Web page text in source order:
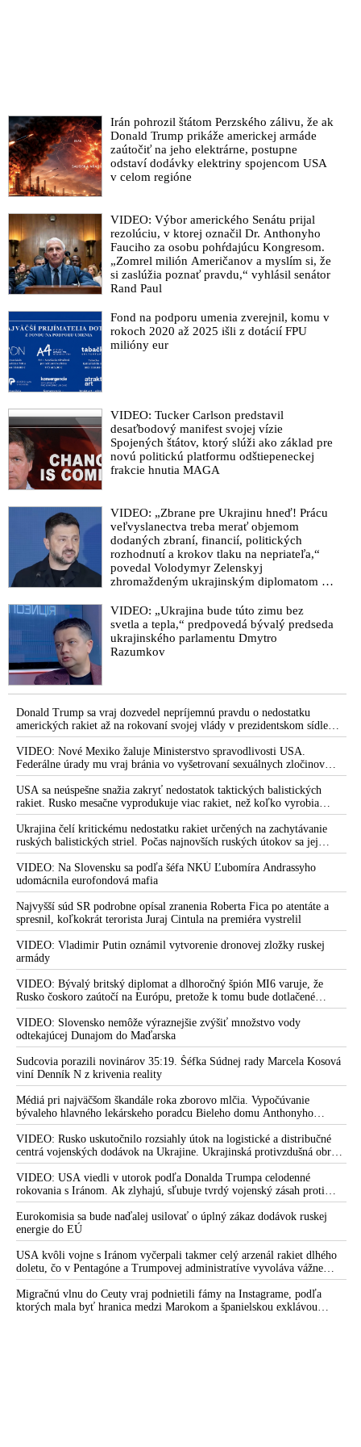
civilizácia sa opäť nachádza v rozhodujúcom bode zlomu!“
Päť arabských štátov a Irán je pripravenými vstúpiť do BRICS.
Celkovo 19 krajín prejavilo záujem o vstup do bloku
rozvíjajúcich sa trhov Brazílie, Ruska, Indie, Číny a Južnej
Afriky
BRICS: Africké země na palubu a vyšší HDP než G7
Lavrov na medzinárodnej konferencii o multipolarite: „Pokusy
Západu o izoláciu Ruska úplne zlyhali. Trend smerujúci k
multipolarite vo svete je nevyhnutný a bude sa len
zintenzívňovať. Vo svete posilňujú nové centrá riadiace sa
svetovej väčšiny, kde žije 85 percent svetovej populácie“
Čína sa odkláňa od používania dolára pri cezhraničných
transakciách. Jüan sa stal najpoužívanejšou menou v
medzinárodných zúčtovaniach Pekingu
pripojiť ďalších 19 štátov
Bloomberg: BRICS ekonomickým rastom prekoná tento rok
štáty G7
Dochází k celosvětovému nájezdu na USA. Mnohé státy náhle
americké
Dolár stráca pôdu pod nohami: Štruktúra svetových zlatých
rezerv sa pomaly, ale isto vracia
Jüan verzus dolár – prichádza nová éra bipolárneho menového
Brazílsky prezident Lula da Silva vyzval štáty BRICS ukončiť
obchodovanie v amerických dolároch
VIDEO: Evropa nemůže slepě následovat Washington. Šéf
Evropské rady dal najevo, že Macronovy názory ohledně
autonomie vůči USA nejsou v EU ojedinělé
VIDEO: Poľský premiér Morawiecki, ako jeden z
najortodoxnejších poskokov USA, označil za historickú chybu
zbližovanie Európy s Čínou. Macronovým výrokom o
multipolárnejšom svete a autonómii Európy sa šéf poľskej
Macron navrhuje znížiť závislosť Európy na americkom
doláre, aby viac nebola vazalom USA
Macron se vrátil z Pekingu jako jiný člověk. Před našima
očima se rodí protiamerická koalice
VIDEO: Byť spojencom USA neznamená byť vazalom a
nemať právo myslieť samostatne, vyhlásil Macron. Washington
a jeho militantní poskokovia v Európe v reakcii na najnovšie
vyjadrenia francúzskeho prezidenta zúria
VIDEO: Země BRICS oznámily plán na společnou měnu
VIDEO: O investíciách a ochranou úspor pred odpojením
starého finančného systému, v čase gigantického súboja a
finančnej vojny medzi krajinami BRICS a štátmi kolektívneho
Západu, ako aj vo svetle blížiaceho sa konca nadvlády USA a
petrodolára
Krajiny BRICS po prvýkrát ekonomicky predbehli skupinu
G7. Tento čoraz silnejší blok svojou hospodárskou prevahou
nad tzv. najvyspelejšími štátmi sveta zničil mýtus o
rozvojových krajinách
Macron po návrate z Číny vyhlásil, Európa musí prestať
nasledovať USA a vyhnúť sa zatiahnutiu do konfrontácie
medzi Čínou a Spojenými štátmi o Taiwan, ako aj pliesť sa do
záležitostí, ktoré sa Európanov netýkajú
Následky začínajúcej dedolarizácie pre americkú ekonomiku
Vlastná mena BRICS sľubuje úplný kolaps amerického dolára
VIDEO: Radikálna transformácia unipolárneho sveta na svet
multipolárny vstupuje do ďalšej fázy realizácie. Šéf ruskej
diplomacie Lavrov vyhlásil, že mierové rokovania musia byť o
Irán pohrozil štátom Perzského zálivu, že ak
Donald Trump prikáže americkej armáde
zaútočiť na jeho elektrárne, postupne
odstaví dodávky elektriny spojencom USA
v celom regióne
VIDEO: Výbor amerického Senátu prijal
rezolúciu, v ktorej označil Dr. Anthonyho
Fauciho za osobu pohŕdajúcu Kongresom.
„Zomrel milión Američanov a myslím si, že
si zaslúžia poznať pravdu,“ vyhlásil senátor
Rand Paul
Fond na podporu umenia zverejnil, komu v
rokoch 2020 až 2025 išli z dotácií FPU
milióny eur
VIDEO: Tucker Carlson predstavil
desaťbodový manifest svojej vízie
Spojených štátov, ktorý slúži ako základ pre
novú politickú platformu odštiepeneckej
frakcie hnutia MAGA
VIDEO: „Zbrane pre Ukrajinu hneď! Prácu
veľvyslanectva treba merať objemom
dodaných zbraní, financií, politických
rozhodnutí a krokov tlaku na nepriateľa,“
povedal Volodymyr Zelenskyj
zhromaždeným ukrajinským diplomatom v
že USA Ukrajine nedodajú protiraketové
systémy Patriot
VIDEO: „Ukrajina bude túto zimu bez
svetla a tepla,“ predpovedá bývalý predseda
ukrajinského parlamentu Dmytro
Razumkov
Donald Trump sa vraj dozvedel nepríjemnú pravdu o nedostatku
amerických rakiet až na rokovaní svojej vlády v prezidentskom sídle
Camp David v Marylande, a preto musel odložiť plánované útoky na
Irán. Prezident USA sa pre to údajne pohádal so šéfom Pentagónu, lebo
bol presvedčený o opaku
VIDEO: Nové Mexiko žaluje Ministerstvo spravodlivosti USA.
Federálne úrady mu vraj bránia vo vyšetrovaní sexuálnych zločinov
organizátora pedofilnej siete Jeffreyho Epsteina. Ten mal nariadiť, aby
dve dievčatá zo zahraničia, ktoré boli uškrtené počas drsného
fetišistického sexu, pochovali v blízkosti jeho ranča v tomto americkom
štáte
USA sa neúspešne snažia zakryť nedostatok taktických balistických
rakiet. Rusko mesačne vyprodukuje viac rakiet, než koľko vyrobia
všetci producenti systémov Patriot dohromady
Ukrajina čelí kritickému nedostatku rakiet určených na zachytávanie
ruských balistických striel. Počas najnovších ruských útokov sa jej
nepodarilo zostreliť ani jednu. Volodymyr Zelenskyj sa v zúfalstve snaží
prostredníctvom NATO zabezpečiť ich dodávky
VIDEO: Na Slovensku sa podľa šéfa NKÚ Ľubomíra Andrassyho
udomácnila eurofondová mafia
Najvyšší súd SR podrobne opísal zranenia Roberta Fica po atentáte a
spresnil, koľkokrát terorista Juraj Cintula na premiéra vystrelil
VIDEO: Vladimir Putin oznámil vytvorenie dronovej zložky ruskej
armády
VIDEO: Bývalý britský diplomat a dlhoročný špión MI6 varuje, že
Rusko čoskoro zaútočí na Európu, pretože k tomu bude dotlačené
rovnako, ako bolo dotlačené k invázii na Ukrajinu v roku 2022.
Zelenskyj medzitým v Kyjeve naliehal na zhromaždených diplomatov,
aby vo svete zháňali energie pre Ukrajinu na zimu. Putin vraj bude
mobilizovať a vojna sa do zimy pravdepodobne neskončí
VIDEO: Slovensko nemôže výraznejšie zvýšiť množstvo vody
odtekajúcej Dunajom do Maďarska
Sudcovia porazili novinárov 35:19. Šéfka Súdnej rady Marcela Kosová
viní Denník N z krivenia reality
Médiá pri najväčšom škandále roka zborovo mlčia. Vypočúvanie
bývaleho hlavného lekárskeho poradcu Bieleho domu Anthonyho
Fauciho pred výborom amerického Senátu väčšina médií ignorovala
VIDEO: Rusko uskutočnilo rozsiahly útok na logistické a distribučné
centrá vojenských dodávok na Ukrajine. Ukrajinská protivzdušná obrana
nedokázala počas ničivého nočného útoku na Kyjev a jeho okolie
zachytiť ani jednu ruskú raketu
VIDEO: USA viedli v utorok podľa Donalda Trumpa celodenné
rokovania s Iránom. Ak zlyhajú, sľubuje tvrdý vojenský zásah proti
Teheránu
Eurokomisia sa bude naďalej usilovať o úplný zákaz dodávok ruskej
energie do EÚ
USA kvôli vojne s Iránom vyčerpali takmer celý arzenál rakiet dlhého
doletu, čo v Pentagóne a Trumpovej administratíve vyvoláva vážne
obavy o bojaschopnosť americkej armády v prípade vypuknutia
konfliktu s Čínou alebo Ruskom
Migračnú vlnu do Ceuty vraj podnietili fámy na Instagrame, podľa
ktorých mala byť hranica medzi Marokom a španielskou exklávou